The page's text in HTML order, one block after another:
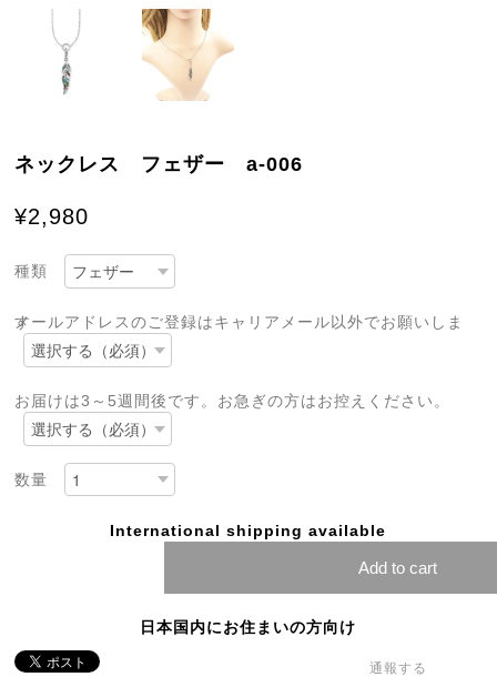
ネックレス フェザー a-006
¥2,980
種類
メールアドレスのご登録はキャリアメール以外でお願いします
お届けは3～5週間後です。お急ぎの方はお控えください。
数量
International shipping available
Add to cart
日本国内にお住まいの方向け
通報する